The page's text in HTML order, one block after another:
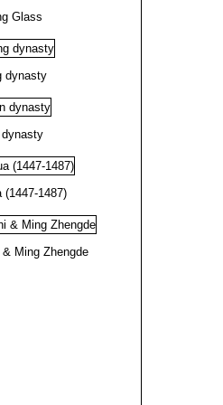
Glass
dynasty
dynasty
(1447-1487)
Ming Zhengde